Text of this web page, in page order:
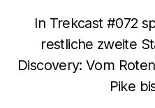
In Trekcast #072
restliche zweite
Discovery: Vom
Pike